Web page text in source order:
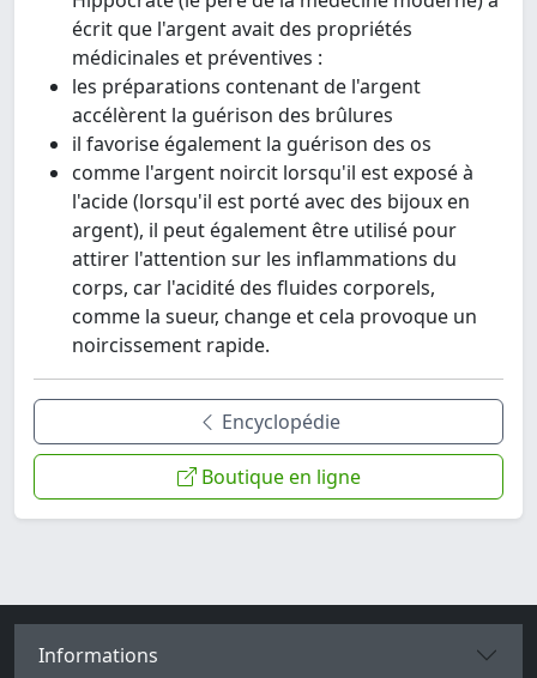
écrit que l'argent avait des propriétés
médicinales et préventives :
les préparations contenant de l'argent
accélèrent la guérison des brûlures
il favorise également la guérison des os
comme l'argent noircit lorsqu'il est exposé à
l'acide (lorsqu'il est porté avec des bijoux en
argent), il peut également être utilisé pour
attirer l'attention sur les inflammations du
corps, car l'acidité des fluides corporels,
comme la sueur, change et cela provoque un
noircissement rapide.
Encyclopédie
Boutique en ligne
Informations